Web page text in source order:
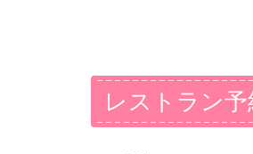
レストラン